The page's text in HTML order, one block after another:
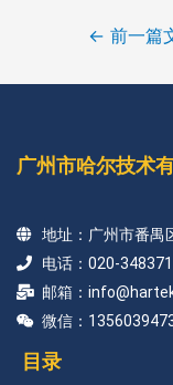
← 前一篇
广州市哈尔技术
地址：广州市番禺
电话：020-
邮箱：
微信：
目录